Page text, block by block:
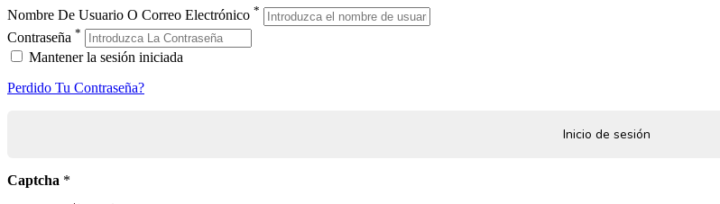
Nombre De Usuario O Correo Electrónico *
Contraseña *
Mantener la sesión iniciada
Perdido Tu Contraseña?
Captcha *